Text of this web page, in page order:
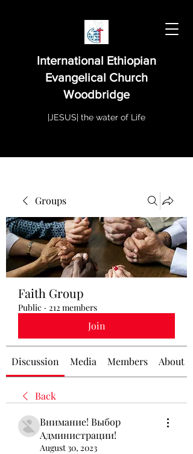
International Ethiopian
Evangelical Church
Woodbridge
|JESUS| the water of Life
Groups
Faith Group
Public · 212 members
Join
Discussion Media Members About
Back
Внимание! Выбор
Администрации!
August 30, 2023